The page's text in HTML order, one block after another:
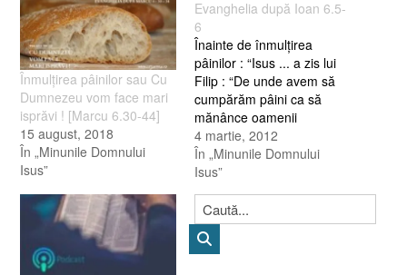
Înmulţirea pâinilor sau Cu
Dumnezeu vom face mari
isprăvi ! [Marcu 6.30-44]
15 august, 2018
În „Minunile Domnului
Isus”
Evanghelia după Ioan 6.5-
6
Înainte de înmulţirea
pâinilor : “Isus ... a zis lui
Filip : “De unde avem să
cumpărăm pâini ca să
mănânce oamenii
aceştia?” Spunea lucrul
acesta ca să-l încerce,
pentru că ştia ce are de
6) “Cum ar putea cineva
să sature cu pâine pe…
4 martie, 2012
În „Minunile Domnului
Isus”